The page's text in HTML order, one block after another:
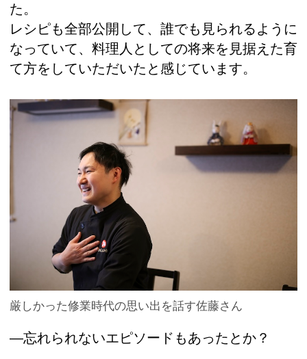
た。
レシピも全部公開して、誰でも見られるように
なっていて、料理人としての将来を見据えた育
て方をしていただいたと感じています。
厳しかった修業時代の思い出を話す佐藤さん
―忘れられないエピソードもあったとか？